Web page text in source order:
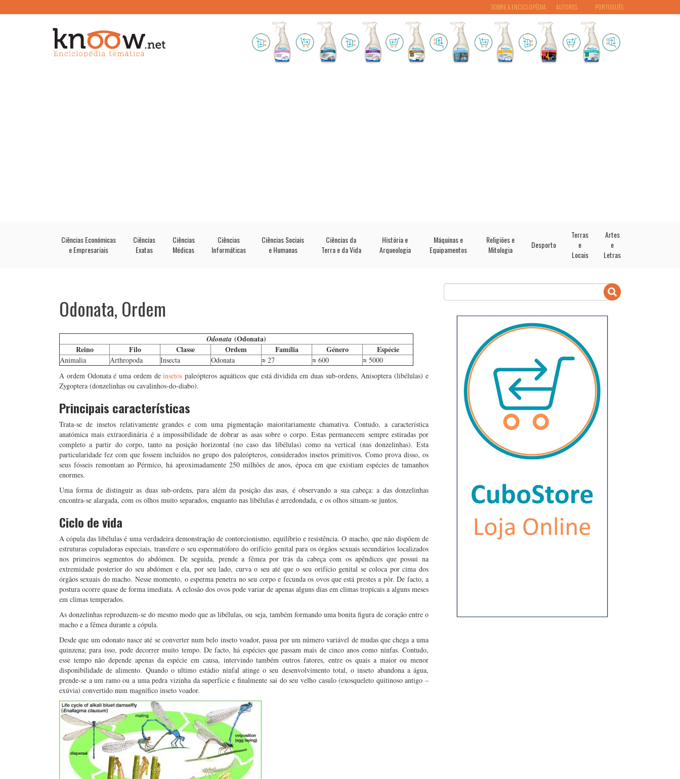
PORTUGUÊS
SOBRE A ENCICLOPÉDIA AUTORES
Ciências Económicas
e Empresariais
Ciências
Exatas
Ciências
Médicas
Ciências
Informáticas
Ciências Sociais
e Humanas
Ciências da
Terra e da Vida
História e
Arqueologia
Máquinas e
Equipamentos
Religiões e
Mitologia
Desporto
Terras
e
Locais
Artes
e
Letras
Odonata, Ordem
Odonata (Odonata)
Reino
Filo Classe Ordem Família Género Espécie
Animalia Arthropoda Insecta Odonata ≈ 27 ≈ 600
≈ 5000
A ordem Odonata é uma ordem deinsetos paleópteros aquáticos que está dividida em duas sub-ordens, Anisoptera (libélulas) e
Zygoptera (donzelinhas ou cavalinhos-do-diabo).
Principais características
Trata-se de insetos relativamente grandes e com uma pigmentação maioritariamente chamativa. Contudo, a característica
anatómica mais extraordinária é a impossibilidade de dobrar as asas sobre o corpo. Estas permanecem sempre estiradas por
completo a partir do corpo, tanto na posição horizontal (no caso das libélulas) como na vertical (nas donzelinhas). Esta
particularidade fez com que fossem incluídos no grupo dos paleópteros, considerados insetos primitivos. Como prova disso, os
seus fósseis remontam ao Pérmico, há aproximadamente 250 milhões de anos, época em que existiam espécies de tamanhos
enormes.
Uma forma de distinguir as duas sub-ordens, para além da posição das asas, é observando a sua cabeça: a das donzelinhas
encontra-se alargada, com os olhos muito separados, enquanto nas libélulas é arredondada, e os olhos situam-se juntos.
Ciclo de vida
A cópula das libélulas é uma verdadeira demonstração de contorcionismo, equilíbrio e resistência. O macho, que não dispõem de
estruturas copuladoras especiais, transfere o seu espermatóforo do orifício genital para os órgãos sexuais secundários localizados
nos primeiros segmentos do abdómen. De seguida, prende a fêmea por trás da cabeça com os apêndices que possui na
extremidade posterior do seu abdómen e ela, por seu lado, curva o seu até que o seu orifício genital se coloca por cima dos
órgãos sexuais do macho. Nesse momento, o esperma penetra no seu corpo e fecunda os ovos que está prestes a pôr. De facto, a
postura ocorre quase de forma imediata. A eclosão dos ovos pode variar de apenas alguns dias em climas tropicais a alguns meses
em climas temperados.
As donzelinhas reproduzem-se do mesmo modo que as libélulas, ou seja, também formando uma bonita figura de coração entre o
macho e a fêmea durante a cópula.
Desde que um odonato nasce até se converter num belo inseto voador, passa por um número variável de mudas que chega a uma
quinzena; para isso, pode decorrer muito tempo. De facto, há espécies que passam mais de cinco anos como ninfas. Contudo,
esse tempo não depende apenas da espécie em causa, intervindo também outros fatores, entre os quais a maior ou menor
disponibilidade de alimento. Quando o ultimo estádio ninfal atinge o seu desenvolvimento total, o inseto abandona a água,
prende-se a um ramo ou a uma pedra vizinha da superfície e finalmente sai do seu velho casulo (exosqueleto quitinoso antigo –
exúvia) convertido num magnífico inseto voador.